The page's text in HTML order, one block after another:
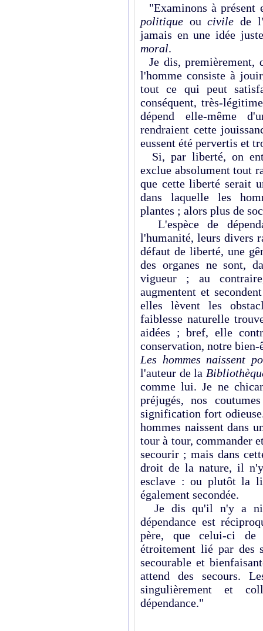
"Examinons à
politique oucivile de
jamais en une idée
moral.
Je dis, premièrement,
l'homme consiste à
tout ce qui peut
conséquent, très-
dépend elle-même
rendraient cette
eussent été pervertis et
Si, par liberté, on
exclue absolument tout
que cette liberté serait
dans laquelle les
plantes ; alors plus de
L'espèce de
l'humanité, leurs divers
défaut de liberté, une
des organes ne sont,
vigueur ; au
augmentent et
elles lèvent les
faiblesse naturelle
aidées ; bref, elle
conservation, notre
Les hommes naissent
l'auteur de la
comme lui. Je ne
préjugés, nos
signification fort
hommes naissent dans
tour à tour, commander
secourir ; mais dans
droit de la nature, il
esclave : ou plutôt la
également secondée.
Je dis qu'il n'y a ni
dépendance est
père, que celui-ci
étroitement lié par des
secourable et
attend des secours.
singulièrement et
dépendance."